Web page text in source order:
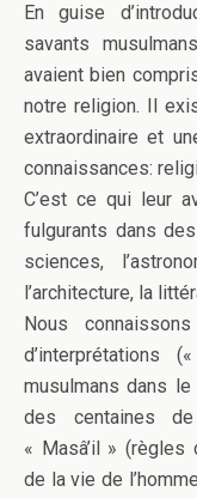
En guise
savants
avaient bien
notre religion. Il
extraordinaire et
connaissances:
C’est ce qui leur
fulgurants dans
sciences,
l’architecture, la
Nous
d’interprétations
musulmans dans
des centaines
« Masâ’il » (règles
de la vie de